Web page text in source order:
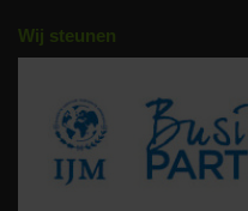
Wij steunen